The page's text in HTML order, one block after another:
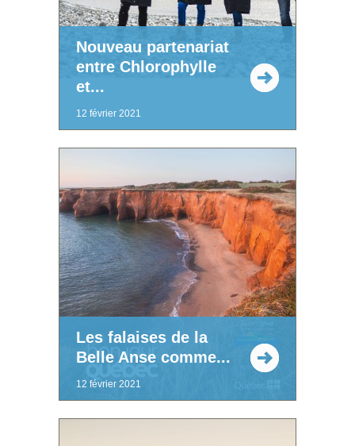
Nouveau partenariat
entre Chlorophylle
et...
12 février 2021
Les falaises de la
Belle Anse comme...
12 février 2021